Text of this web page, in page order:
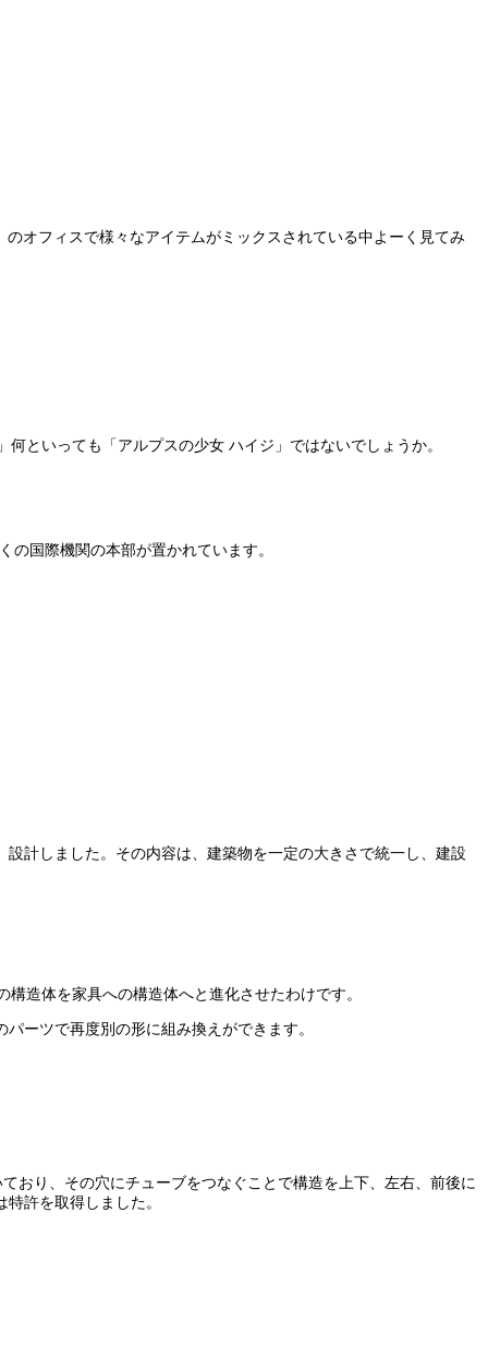
オフィスで様々なアイテムがミックスされている中よーく見てみ
といっても「アルプスの少女 ハイジ」ではないでしょうか。
国際機関の本部が置かれています。
計しました。その内容は、建築物を一定の大きさで統一し、建設
造体を家具への構造体へと進化させたわけです。
ーツで再度別の形に組み換えができます。
おり、その穴にチューブをつなぐことで構造を上下、左右、前後に
許を取得しました。